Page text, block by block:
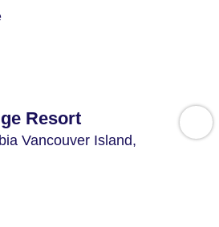
Resort
Vancouver Island,